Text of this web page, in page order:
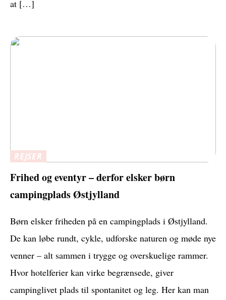
at […]
REJSER
Frihed og eventyr – derfor elsker børn
campingplads Østjylland
Børn elsker friheden på en campingplads i Østjylland.
De kan løbe rundt, cykle, udforske naturen og møde nye
venner – alt sammen i trygge og overskuelige rammer.
Hvor hotelferier kan virke begrænsede, giver
campinglivet plads til spontanitet og leg. Her kan man